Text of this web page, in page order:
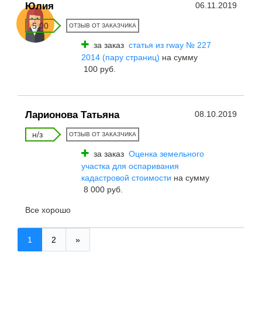
Юлия 06.11.2019
5.00 ОТЗЫВ ОТ ЗАКАЗЧИКА
за заказ статья из rway № 227
2014 (пару страниц) на сумму
100 руб.
Ларионова Татьяна 08.10.2019
н/з ОТЗЫВ ОТ ЗАКАЗЧИКА
за заказ Оценка земельного
участка для оспаривания
кадастровой стоимости на сумму
8 000 руб.
Все хорошо
1 2 »